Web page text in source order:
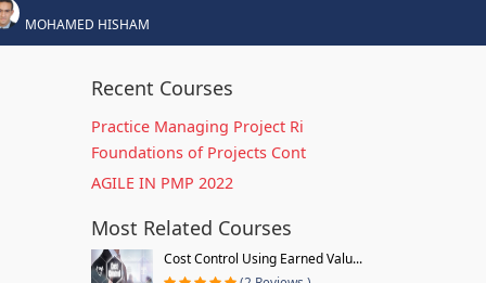
MOHAMED HISHAM
Recent Courses
Practice Managing Project Ri
Foundations of Projects Cont
AGILE IN PMP 2022
Most Related Courses
Cost Control Using Earned Valu...